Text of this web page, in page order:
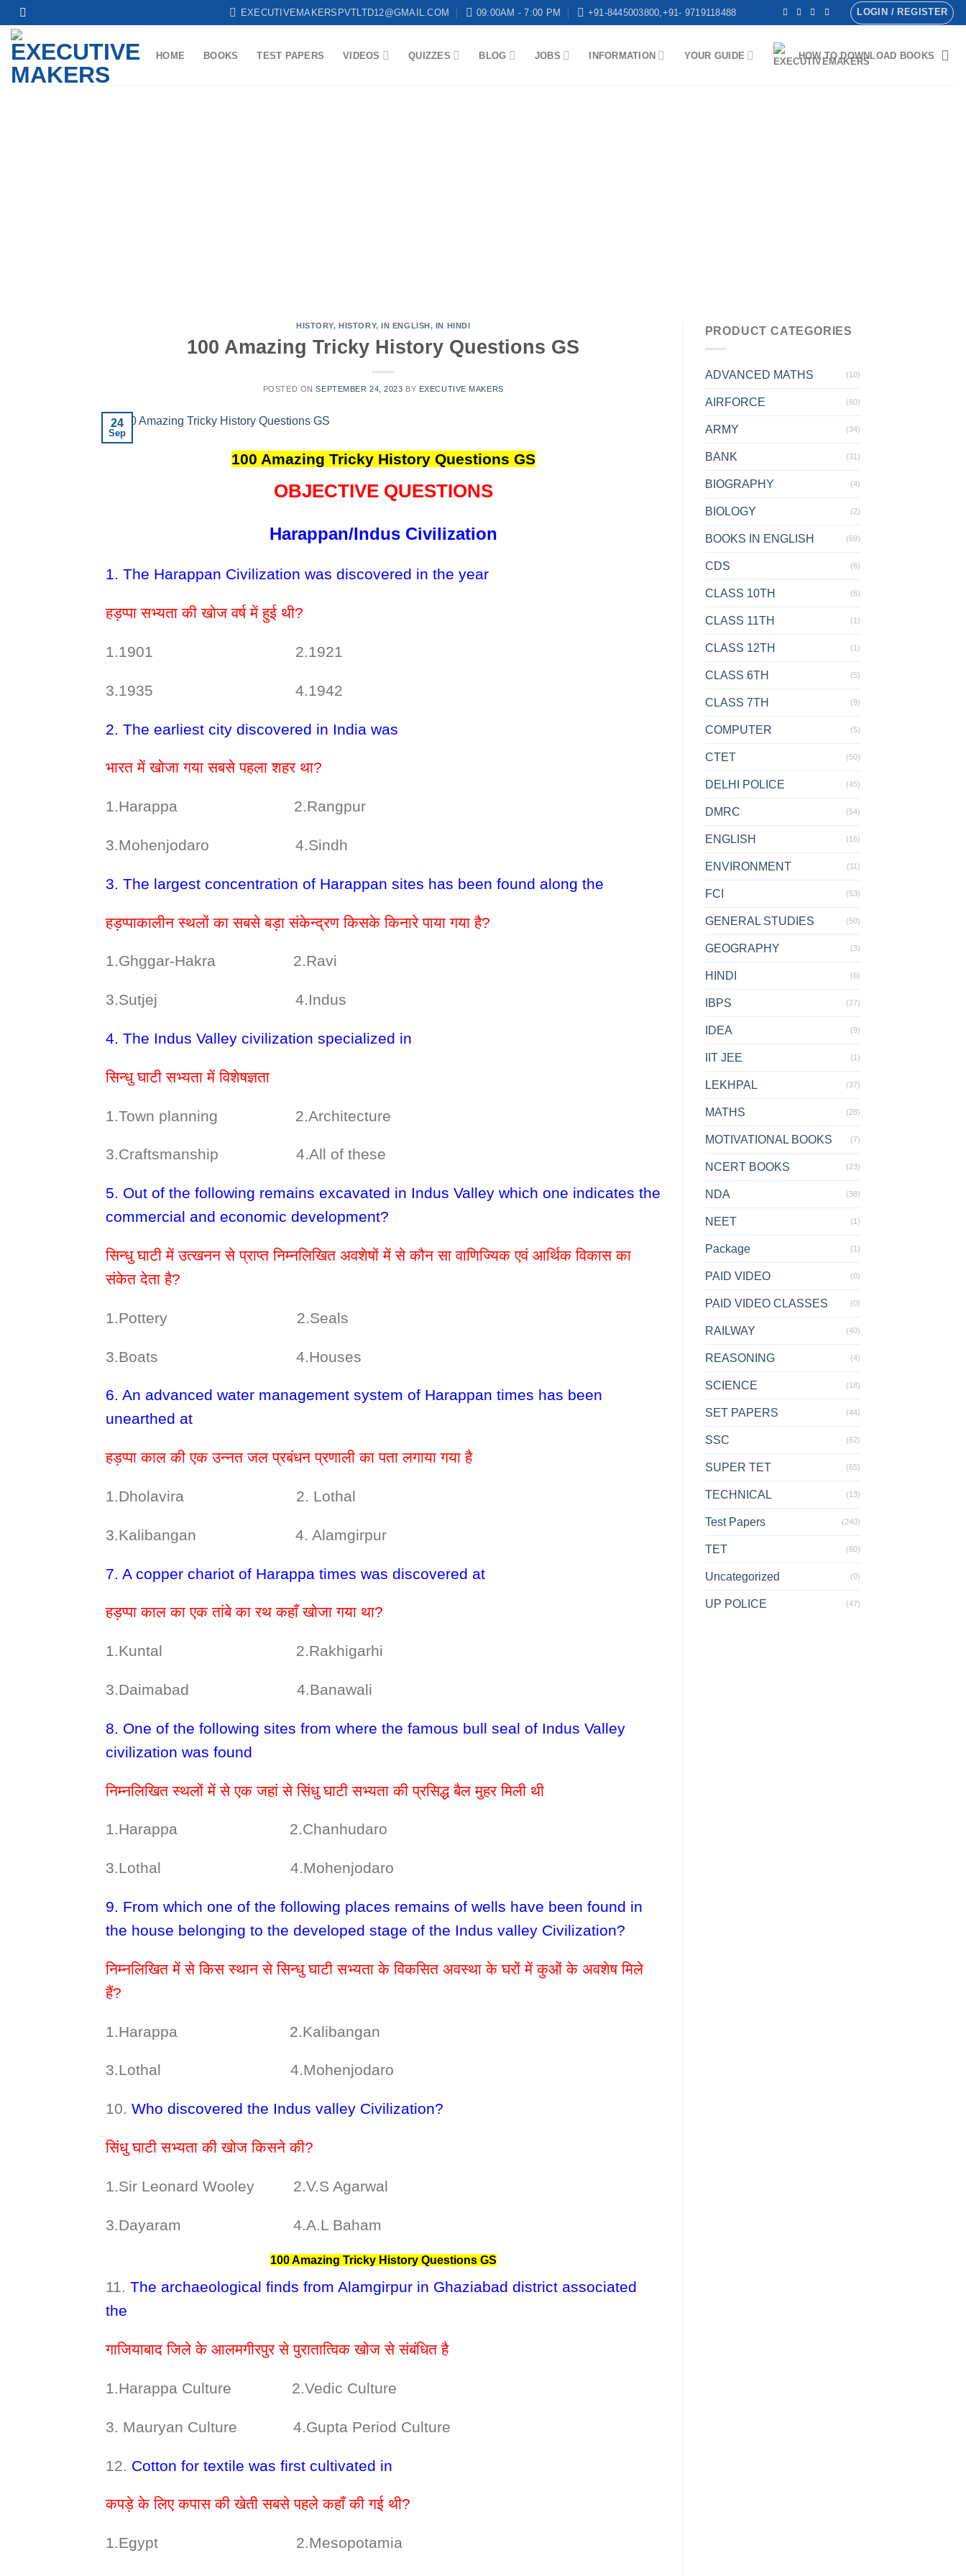
Skip
to
content
EXECUTIVEMAKERSPVTLTD12@GMAIL.COM 09:00AM - 7:00 PM +91-8445003800,+91- 9719118488 LOGIN / REGISTER
HOME BOOKS TEST PAPERS VIDEOS QUIZZES BLOG JOBS INFORMATION YOUR GUIDE HOW TO DOWNLOAD BOOKS
HISTORY,HISTORY,IN ENGLISH, IN HINDI
100 Amazing Tricky History Questions GS
POSTED ONSEPTEMBER 24, 2023 BY EXECUTIVE MAKERS
24
Sep
100 Amazing Tricky History Questions GS
OBJECTIVE QUESTIONS
Harappan/Indus Civilization
1. The Harappan Civilization was discovered in the year
हड़प्पा सभ्यता की खोज वर्ष में हुई थी?
1.1901 2.1921
3.1935 4.1942
2. The earliest city discovered in India was
भारत में खोजा गया सबसे पहला शहर था?
1.Harappa 2.Rangpur
3.Mohenjodaro 4.Sindh
3. The largest concentration of Harappan sites has been found along the
हड़प्पाकालीन स्थलों का सबसे बड़ा संकेन्द्रण किसके किनारे पाया गया है?
1.Ghggar-Hakra 2.Ravi
3.Sutjej 4.Indus
4. The Indus Valley civilization specialized in
सिन्धु घाटी सभ्यता में विशेषज्ञता
1.Town planning 2.Architecture
3.Craftsmanship 4.All of these
5. Out of the following remains excavated in Indus Valley which one indicates the
commercial and economic development?
सिन्धु घाटी में उत्खनन से प्राप्त निम्नलिखित अवशेषों में से कौन सा वाणिज्यिक एवं आर्थिक विकास का
संकेत देता है?
1.Pottery 2.Seals
3.Boats 4.Houses
6. An advanced water management system of Harappan times has been
unearthed at
हड़प्पा काल की एक उन्नत जल प्रबंधन प्रणाली का पता लगाया गया है
1.Dholavira 2. Lothal
3.Kalibangan 4. Alamgirpur
7. A copper chariot of Harappa times was discovered at
हड़प्पा काल का एक तांबे का रथ कहाँ खोजा गया था?
1.Kuntal 2.Rakhigarhi
3.Daimabad 4.Banawali
8. One of the following sites from where the famous bull seal of Indus Valley
civilization was found
निम्नलिखित स्थलों में से एक जहां से सिंधु घाटी सभ्यता की प्रसिद्ध बैल मुहर मिली थी
1.Harappa 2.Chanhudaro
3.Lothal 4.Mohenjodaro
9. From which one of the following places remains of wells have been found in
the house belonging to the developed stage of the Indus valley Civilization?
निम्नलिखित में से किस स्थान से सिन्धु घाटी सभ्यता के विकसित अवस्था के घरों में कुओं के अवशेष मिले
हैं?
1.Harappa 2.Kalibangan
3.Lothal 4.Mohenjodaro
10. Who discovered the Indus valley Civilization?
सिंधु घाटी सभ्यता की खोज किसने की?
1.Sir Leonard Wooley 2.V.S Agarwal
3.Dayaram 4.A.L Baham
100 Amazing Tricky History Questions GS
11. The archaeological finds from Alamgirpur in Ghaziabad district associated
the
गाजियाबाद जिले के आलमगीरपुर से पुरातात्विक खोज से संबंधित है
1.Harappa Culture 2.Vedic Culture
3. Mauryan Culture 4.Gupta Period Culture
12. Cotton for textile was first cultivated in
कपड़े के लिए कपास की खेती सबसे पहले कहाँ की गई थी?
1.Egypt 2.Mesopotamia
PRODUCT CATEGORIES
ADVANCED MATHS (10)
AIRFORCE (60)
ARMY (34)
BANK (31)
BIOGRAPHY (4)
BIOLOGY (2)
BOOKS IN ENGLISH (69)
CDS (6)
CLASS 10TH (6)
CLASS 11TH (1)
CLASS 12TH (1)
CLASS 6TH (5)
CLASS 7TH (9)
COMPUTER (5)
CTET (50)
DELHI POLICE (45)
DMRC (54)
ENGLISH (16)
ENVIRONMENT (11)
FCI (53)
GENERAL STUDIES (50)
GEOGRAPHY (3)
HINDI (6)
IBPS (27)
IDEA (9)
IIT JEE (1)
LEKHPAL (37)
MATHS (28)
MOTIVATIONAL BOOKS (7)
NCERT BOOKS (23)
NDA (38)
NEET (1)
Package (1)
PAID VIDEO (0)
PAID VIDEO CLASSES (0)
RAILWAY (40)
REASONING (4)
SCIENCE (18)
SET PAPERS (44)
SSC (62)
SUPER TET (65)
TECHNICAL (13)
Test Papers (240)
TET (60)
Uncategorized (0)
UP POLICE (47)